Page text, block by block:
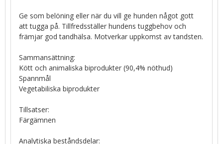
Ge som belöning eller när du vill ge hunden något gott
att tugga på. Tillfredsställer hundens tuggbehov och
främjar god tandhälsa. Motverkar uppkomst av tandsten.
Sammansättning:
Kött och animaliska biprodukter (90,4% nöthud)
Spannmål
Vegetabiliska biprodukter
Tillsatser:
Färgämnen
Analytiska beståndsdelar: